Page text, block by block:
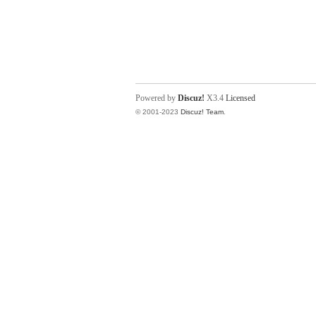
Powered by Discuz! X3.4 Licensed
© 2001-2023 Discuz! Team